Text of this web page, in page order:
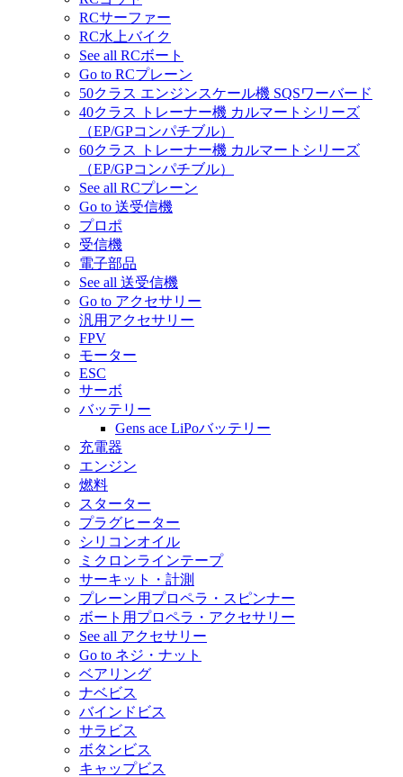
RCサーファー
RC水上バイク
See all RCボート
Go to RCプレーン
50クラス エンジンスケール機 SQSワーバード
40クラス トレーナー機 カルマートシリーズ
（EP/GPコンパチブル）
60クラス トレーナー機 カルマートシリーズ
（EP/GPコンパチブル）
See all RCプレーン
Go to 送受信機
プロポ
受信機
電子部品
See all 送受信機
Go to アクセサリー
汎用アクセサリー
FPV
モーター
ESC
サーボ
バッテリー
Gens ace LiPoバッテリー
充電器
エンジン
燃料
スターター
プラグヒーター
シリコンオイル
ミクロンラインテープ
サーキット・計測
プレーン用プロペラ・スピンナー
ボート用プロペラ・アクセサリー
See all アクセサリー
Go to ネジ・ナット
ベアリング
ナベビス
バインドビス
サラビス
ボタンビス
キャップビス